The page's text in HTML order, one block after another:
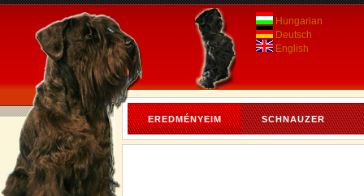
Hungarian
Deutsch
English
EREDMÉNYEIM SCHNAUZER